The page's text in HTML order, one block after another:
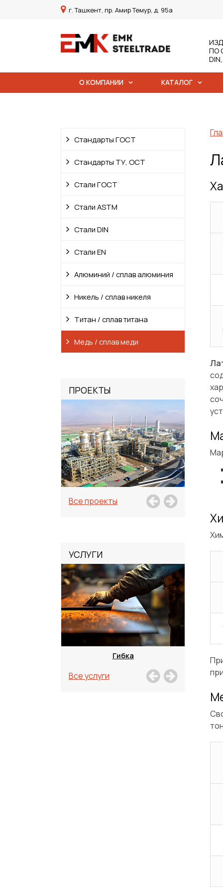
г. Ташкент, пр. Амир Темур, д. 95а
ПО
О КОМПАНИИ КАТАЛОГ
Стандарты ГОСТ
Стандарты ТУ, ОСТ
Стали ГОСТ
Стали ASTM
Стали DIN
Стали EN
Алюминий / сплав алюминия
Никель / сплав никеля
Титан / сплав титана
Медь / сплав меди
ПРОЕКТЫ
Все проекты
УСЛУГИ
Гибка
Все услуги